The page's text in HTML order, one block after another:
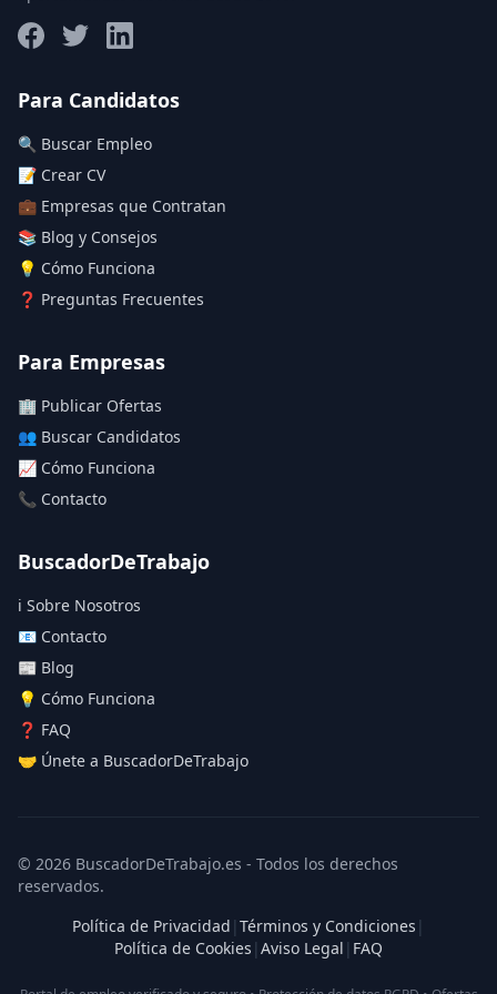
Deja vacío para "sin límite"
Aplicar filtros
Para Candidatos
🔍 Buscar Empleo
📝 Crear CV
💼 Empresas que Contratan
📚 Blog y Consejos
💡 Cómo Funciona
❓ Preguntas Frecuentes
Para Empresas
🏢 Publicar Ofertas
👥 Buscar Candidatos
📈 Cómo Funciona
📞 Contacto
BuscadorDeTrabajo
ℹ️ Sobre Nosotros
📧 Contacto
📰 Blog
💡 Cómo Funciona
❓ FAQ
🤝 Únete a BuscadorDeTrabajo
© 2026 BuscadorDeTrabajo.es - Todos los derechos
reservados.
Política de Privacidad | Términos y Condiciones |
Política de Cookies | Aviso Legal | FAQ